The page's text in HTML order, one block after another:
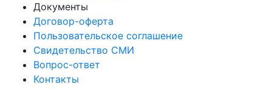
Документы
Договор-оферта
Пользовательское соглашение
Свидетельство СМИ
Вопрос-ответ
Контакты